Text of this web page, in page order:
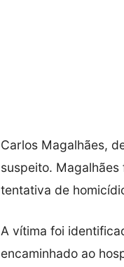
Carlos Magalhães,
suspeito.
tentativa de
A vítima foi
encaminhado ao